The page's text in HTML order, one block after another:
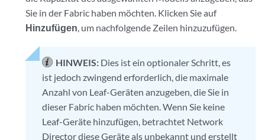
Sie in der Fabric haben möchten. Klicken Sie auf
Hinzufügen, um nachfolgende Zeilen hinzuzufügen.
HINWEIS: Dies ist ein optionaler Schritt, es
ist jedoch zwingend erforderlich, die maximale
Anzahl von Leaf-Geräten anzugeben, die Sie in
dieser Fabric haben möchten. Wenn Sie keine
Leaf-Geräte hinzufügen, betrachtet Network
Director diese Geräte als unbekannt und erstellt